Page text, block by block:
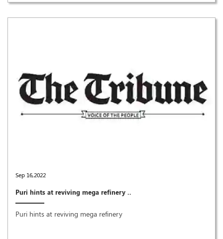
Sep 16,2022
Puri hints at reviving mega refinery ..
Puri hints at reviving mega refinery